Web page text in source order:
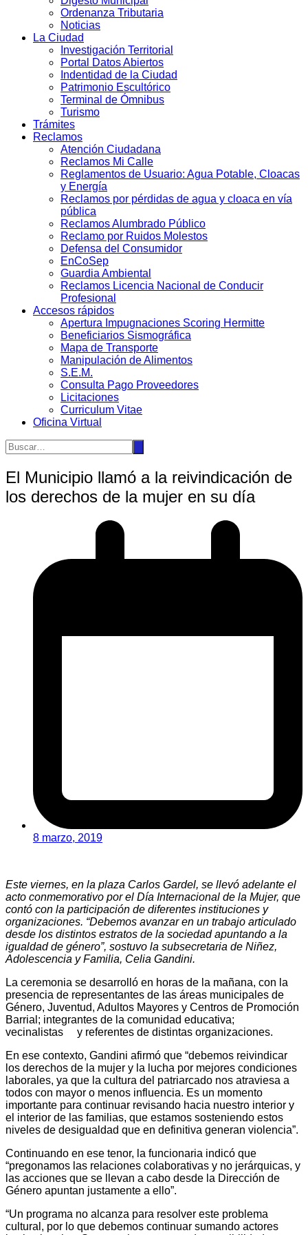
Ordenanza Tributaria
Noticias
La Ciudad
Investigación Territorial
Portal Datos Abiertos
Indentidad de la Ciudad
Patrimonio Escultórico
Terminal de Ómnibus
Turismo
Trámites
Reclamos
Atención Ciudadana
Reclamos Mi Calle
Reglamentos de Usuario: Agua Potable, Cloacas
y Energía
Reclamos por pérdidas de agua y cloaca en vía
pública
Reclamos Alumbrado Público
Reclamo por Ruidos Molestos
Defensa del Consumidor
EnCoSep
Guardia Ambiental
Reclamos Licencia Nacional de Conducir
Profesional
Accesos rápidos
Apertura Impugnaciones Scoring Hermitte
Beneficiarios Sismográfica
Mapa de Transporte
Manipulación de Alimentos
S.E.M.
Consulta Pago Proveedores
Licitaciones
Curriculum Vitae
Oficina Virtual
El Municipio llamó a la reivindicación de
los derechos de la mujer en su día
8 marzo, 2019
Este viernes, en la plaza Carlos Gardel, se llevó adelante el
acto conmemorativo por el Día Internacional de la Mujer, que
contó con la participación de diferentes instituciones y
organizaciones. “Debemos avanzar en un trabajo articulado
desde los distintos estratos de la sociedad apuntando a la
igualdad de género”, sostuvo la subsecretaria de Niñez,
Adolescencia y Familia, Celia Gandini.
La ceremonia se desarrolló en horas de la mañana, con la
presencia de representantes de las áreas municipales de
Género, Juventud, Adultos Mayores y Centros de Promoción
Barrial; integrantes de la comunidad educativa;
vecinalistas y referentes de distintas organizaciones.
En ese contexto, Gandini afirmó que “debemos reivindicar
los derechos de la mujer y la lucha por mejores condiciones
laborales, ya que la cultura del patriarcado nos atraviesa a
todos con mayor o menos influencia. Es un momento
importante para continuar revisando hacia nuestro interior y
el interior de las familias, que estamos sosteniendo estos
niveles de desigualdad que en definitiva generan violencia”.
Continuando en ese tenor, la funcionaria indicó que
“pregonamos las relaciones colaborativas y no jerárquicas, y
las acciones que se llevan a cabo desde la Dirección de
Género apuntan justamente a ello”.
“Un programa no alcanza para resolver este problema
cultural, por lo que debemos continuar sumando actores